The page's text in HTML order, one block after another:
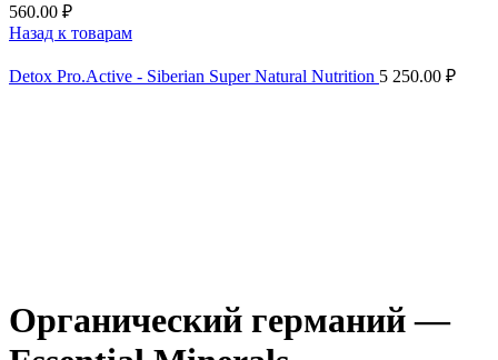
560.00 ₽
Назад к товарам
Detox Pro.Active - Siberian Super Natural Nutrition 5 250.00 ₽
Органический германий —